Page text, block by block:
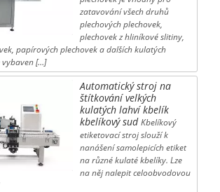
zatavování všech druhů
plechových plechovek,
plechovek z hliníkové slitiny,
papírových plechovek a dalších kulatých
vybaven […]
Automatický stroj na
štítkování velkých
kulatých lahví kbelík
kbelíkový sud Kbelíkový
etiketovací stroj slouží k
nanášení samolepicích etiket
na různé kulaté kbelíky. Lze
na něj nalepit celoobvodovou